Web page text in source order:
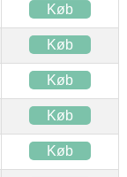
Køb
Køb
Køb
Køb
Køb